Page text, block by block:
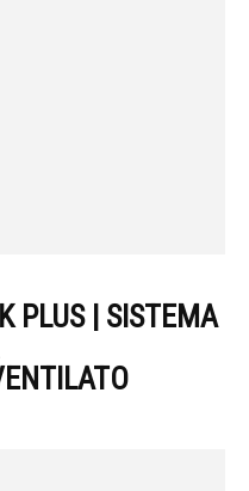
PLUS | SISTEMA